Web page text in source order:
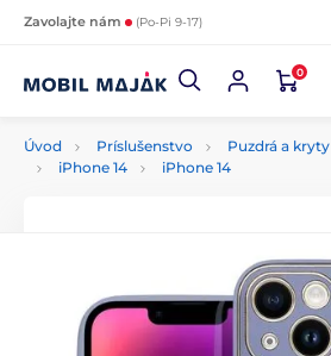
Zavolajte nám (Po-Pi 9-17)
0
Úvod Príslušenstvo Puzdrá a kryty
iPhone 14
iPhone 14